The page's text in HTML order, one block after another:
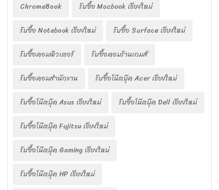
ChromeBook
รับซื้อ Macbook เชียงใหม่
รับซื้อ Notebook เชียงใหม่
รับซื้อ Surface เชียงใหม่
รับซื้อคอมพิวเตอร์
รับซื้อคอมร้านเกมส์
รับซื้อคอมสำนักงาน
รับซื้อโน๊ตบุ๊ค Acer เชียงใหม่
รับซื้อโน๊ตบุ๊ค Asus เชียงใหม่
รับซื้อโน๊ตบุ๊ค Dell เชียงใหม่
รับซื้อโน๊ตบุ๊ค Fujitsu เชียงใหม่
รับซื้อโน๊ตบุ๊ค Gaming เชียงใหม่
รับซื้อโน๊ตบุ๊ค HP เชียงใหม่